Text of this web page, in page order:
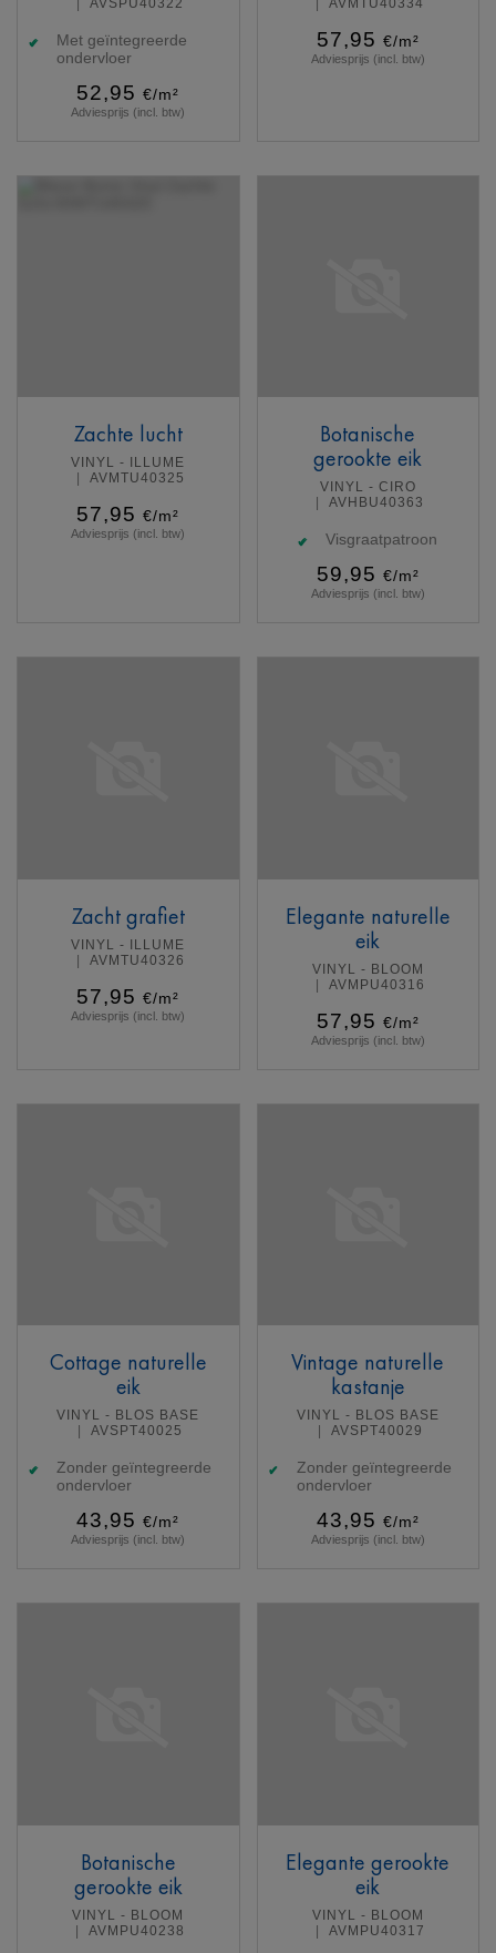
Met geïntegreerde
ondervloer
52,95 €/m²
Adviesprijs (incl. btw)
57,95 €/m²
Adviesprijs (incl. btw)
Zachte lucht
VINYL - ILLUME
AVMTU40325
57,95 €/m²
Adviesprijs (incl. btw)
Botanische
gerookte eik
VINYL - CIRO
AVHBU40363
Visgraatpatroon
59,95 €/m²
Adviesprijs (incl. btw)
Zacht grafiet
VINYL - ILLUME
AVMTU40326
57,95 €/m²
Adviesprijs (incl. btw)
Elegante naturelle
eik
VINYL - BLOOM
AVMPU40316
57,95 €/m²
Adviesprijs (incl. btw)
Cottage naturelle
eik
VINYL - BLOS BASE
AVSPT40025
Zonder geïntegreerde
ondervloer
43,95 €/m²
Adviesprijs (incl. btw)
Vintage naturelle
kastanje
VINYL - BLOS BASE
AVSPT40029
Zonder geïntegreerde
ondervloer
43,95 €/m²
Adviesprijs (incl. btw)
Botanische
gerookte eik
VINYL - BLOOM
AVMPU40238
Elegante gerookte
eik
VINYL - BLOOM
AVMPU40317